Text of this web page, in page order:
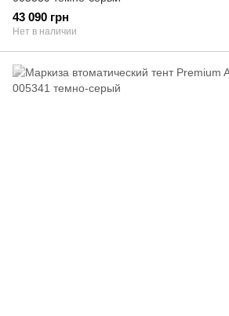
43 090 грн
Нет в наличии